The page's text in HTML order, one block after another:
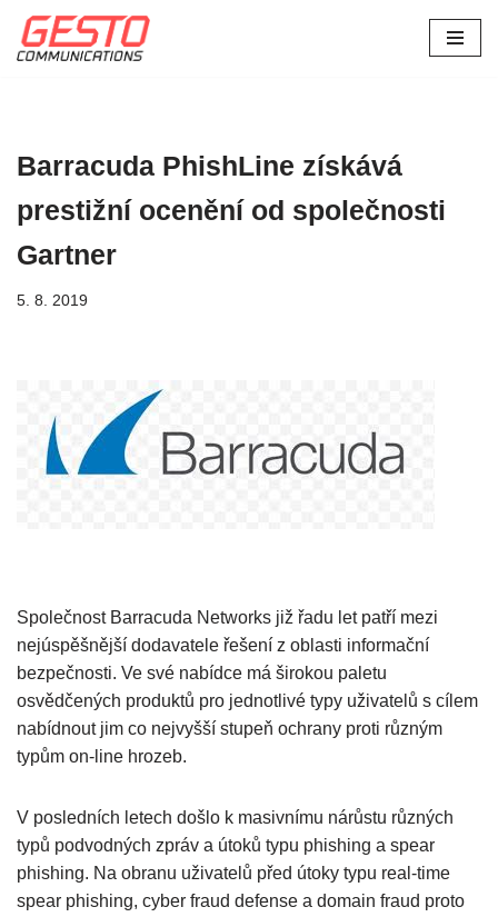
Přeskočit
Barracuda PhishLine získává
prestižní ocenění od společnosti
Gartner
5. 8. 2019
Společnost Barracuda Networks již řadu let patří mezi
nejúspěšnější dodavatele řešení z oblasti informační
bezpečnosti. Ve své nabídce má širokou paletu
osvědčených produktů pro jednotlivé typy uživatelů s cílem
nabídnout jim co nejvyšší stupeň ochrany proti různým
typům on-line hrozeb.
V posledních letech došlo k masivnímu nárůstu různých
typů podvodných zpráv a útoků typu phishing a spear
phishing. Na obranu uživatelů před útoky typu real-time
spear phishing, cyber fraud defense a domain fraud proto